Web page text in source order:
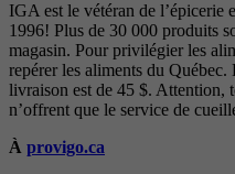
IGA est le vétéran de l’épicerie
1996! Plus de 30 000 produits
magasin. Pour privilégier les
repérer les aliments du
livraison est de 45 $. Attention,
n’offrent que le service de
À provigo.ca